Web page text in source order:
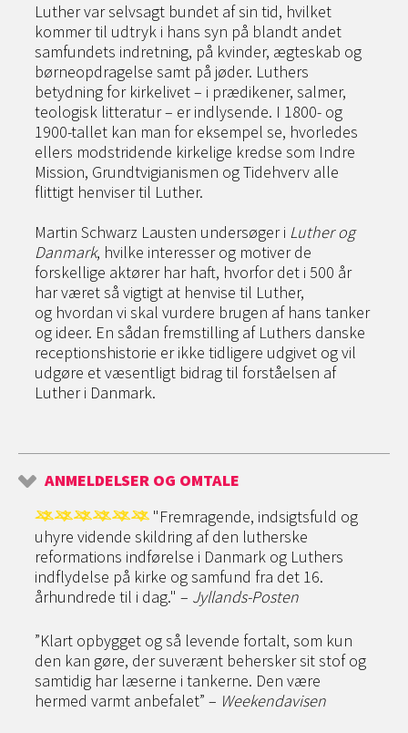
Luther var selvsagt bundet af sin tid, hvilket
kommer til udtryk i hans syn på blandt andet
samfundets indretning, på kvinder, ægteskab og
børneopdragelse samt på jøder. Luthers
betydning for kirkelivet – i prædikener, salmer,
teologisk litteratur – er indlysende. I 1800- og
1900-tallet kan man for eksempel se, hvorledes
ellers modstridende kirkelige kredse som Indre
Mission, Grundtvigianismen og Tidehverv alle
flittigt henviser til Luther.
Martin Schwarz Lausten undersøger i Luther og
Danmark, hvilke interesser og motiver de
forskellige aktører har haft, hvorfor det i 500 år
har været så vigtigt at henvise til Luther,
og hvordan vi skal vurdere brugen af hans tanker
og ideer. En sådan fremstilling af Luthers danske
receptionshistorie er ikke tidligere udgivet og vil
udgøre et væsentligt bidrag til forståelsen af
Luther i Danmark.
ANMELDELSER OG OMTALE
"Fremragende, indsigtsfuld og
uhyre vidende skildring af den lutherske
reformations indførelse i Danmark og Luthers
indflydelse på kirke og samfund fra det 16.
århundrede til i dag." – Jyllands-Posten
”Klart opbygget og så levende fortalt, som kun
den kan gøre, der suverænt behersker sit stof og
samtidig har læserne i tankerne. Den være
hermed varmt anbefalet” – Weekendavisen